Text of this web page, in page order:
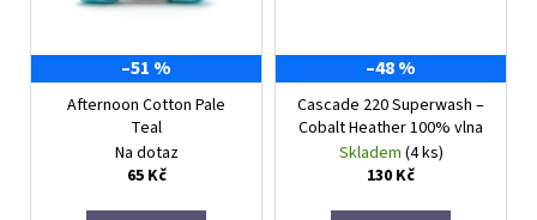
–51 %
Afternoon Cotton Pale
Teal
Na dotaz
65 Kč
–48 %
Cascade 220 Superwash –
Cobalt Heather 100% vlna
Skladem (4 ks)
130 Kč